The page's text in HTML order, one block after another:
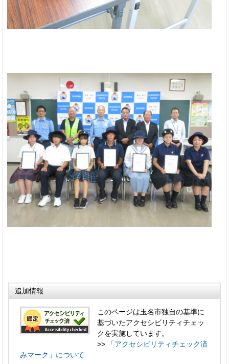
追加情報
このページは玉名市独自の基準に
基づいたアクセシビリティチェッ
クを実施しています。
>>
「アクセシビリティチェック済
みマーク」について